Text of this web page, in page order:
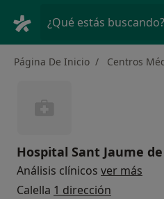
¿Qué estás buscando?
Página De Inicio Centros
Hospital Sant Jaume
Análisis clínicos ver más
Calella 1 dirección